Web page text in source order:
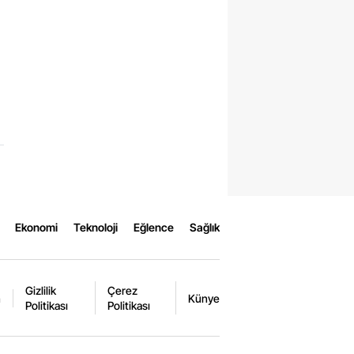
Ekonomi Teknoloji Eğlence Sağlık
Gizlilik
Politikası
Çerez
Politikası
Künye